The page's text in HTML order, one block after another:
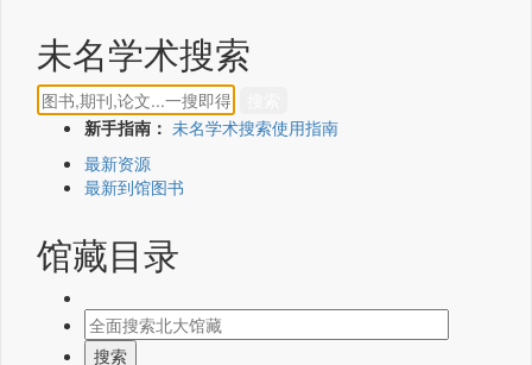
未名学术搜索
新手指南： 未名学术搜索使用指南
最新资源
最新到馆图书
馆藏目录